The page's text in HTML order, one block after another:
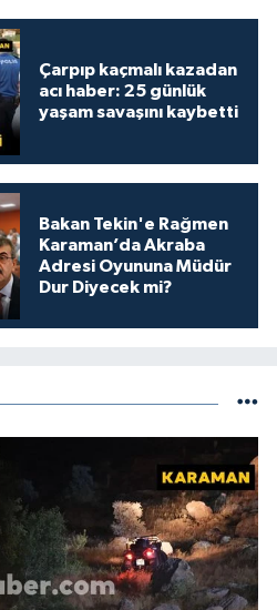
Çarpıp kaçmalı kazadan
acı haber: 25 günlük
yaşam savaşını kaybetti
Bakan Tekin'e Rağmen
Karaman’da Akraba
Adresi Oyununa Müdür
Dur Diyecek mi?